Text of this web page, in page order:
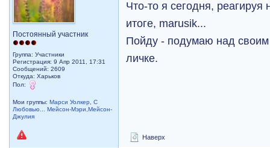
Постоянный участник
Группа: Участники
Регистрация: 9 Апр 2011, 17:31
Сообщений: 2609
Откуда: Харьков
Пол:
Мои группы:Марси Уолкер ,С
Любовью... Мейсон-Мэри,Мейсон-
Джулия
Что-то я сегодня, реагируя
итоге, marusik...
Пойду - подумаю над
личке.
Наверх